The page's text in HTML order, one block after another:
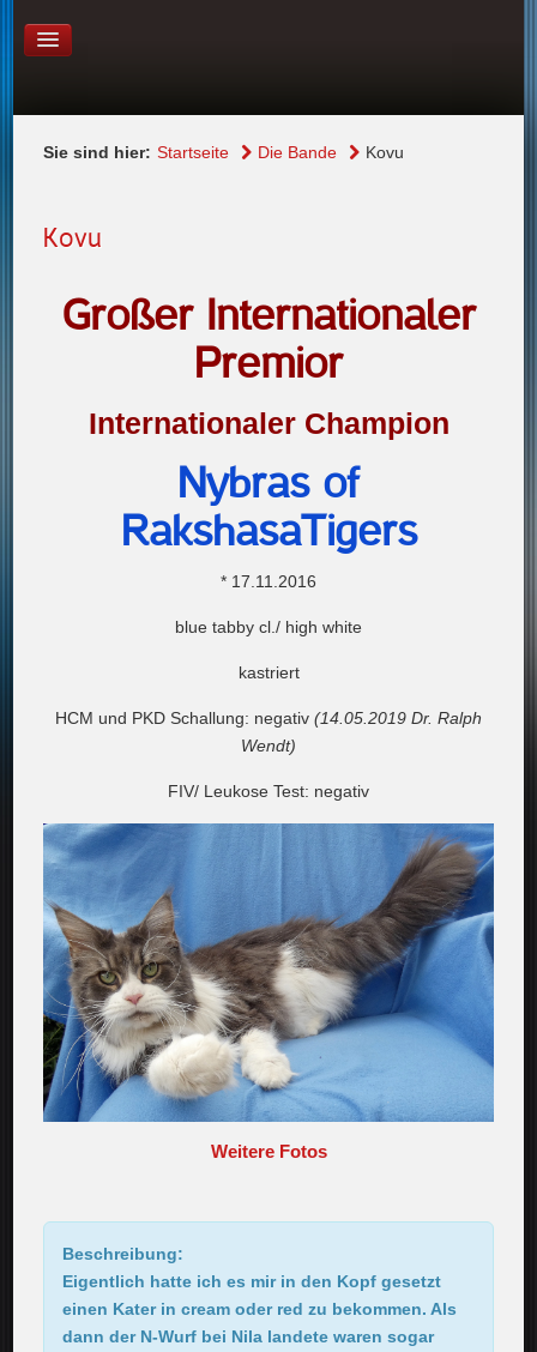
KONTAKT
Sie sind hier: Startseite Die Bande Kovu
Kovu
Großer Internationaler
Premior
Internationaler Champion
Nybras of
RakshasaTigers
* 17.11.2016
blue tabby cl./ high white
kastriert
HCM und PKD Schallung: negativ (14.05.2019 Dr. Ralph
Wendt)
FIV/ Leukose Test: negativ
Weitere Fotos
Beschreibung:
Eigentlich hatte ich es mir in den Kopf gesetzt
einen Kater in cream oder red zu bekommen. Als
dann der N-Wurf bei Nila landete waren sogar